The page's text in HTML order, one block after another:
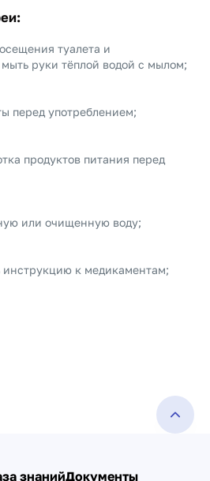
:
туалета и
руки тёплой водой с мылом;
перед употреблением;
продуктов питания перед
или очищенную воду;
инструкцию к медикаментам;
знанийДокументы